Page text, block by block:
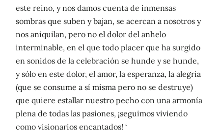
este reino, y nos damos cuenta de inmensas
sombras que suben y bajan, se acercan a nosotros y
nos aniquilan, pero no el dolor del anhelo
interminable, en el que todo placer que ha surgido
en sonidos de la celebración se hunde y se hunde,
y sólo en este dolor, el amor, la esperanza, la alegría
(que se consume a sí misma pero no se destruye)
que quiere estallar nuestro pecho con una armonía
plena de todas las pasiones, ¡seguimos viviendo
como visionarios encantados! ‘